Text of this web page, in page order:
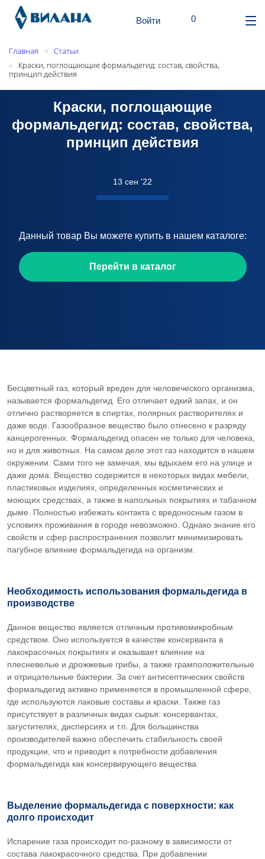
Войти Корзина
0шт.
Главная » Статьи
» Краски, поглощающие формальдегид: состав, свойства,
принцип действия
Краски, поглощающие
формальдегид: состав, свойства,
принцип действия
13 сен '22
Данный товар Вы можете купить в нашем каталоге:
Перейти в каталог
Бесцветный газ, который вреден для человеческого организма,
называется формальдегид. Его отличает едкий запах, и он
отлично растворяется в спиртах, полярных растворителях и
даже воде. Газообразное вещество было отнесено к разряду
канцерогенных. Формальдегид опасен не только для человека,
но и для животных. На самом деле этот газ находится в нашем
окружении. Сами того не замечая, мы вдыхаем его на улице и
даже дома. Вещество содержится в некоторых видах мебели,
пластиковых изделиях, определенных косметических и
моющих средствах, а также в напольных покрытиях и табачном
дыме. Полностью избежать контакта с вредоносным газом в
условиях проживания в городе невозможно. Однако знание его
свойств и сфер распространения позволит минимизировать
пагубное влияние формальдегида на организм.
Необходимость использования формальдегида в
производстве
Данное вещество является отличным противомикробным
средством. Оно используется в качестве консерванта в
лакокрасочных покрытиях и оказывает влияние на
плесневелые и дрожжевые грибы, а также грамположительные
и отрицательные бактерии. За счет антисептических свойств
формальдегид активно применяется в промышленной сфере,
где используются лаковые составы и краски. Также газ
присутствует в различных видах сырья: консервантах,
загустителях, дисперсиях и т.п. Для большинства
производителей важно обеспечить стабильность своей
продукции, что и приводит к потребности добавления
формальдегида как консервирующего вещества.
Выделение формальдегида с поверхности: как
долго происходит
Испарение газа происходит по-разному в зависимости от
состава лакокрасочного средства. При добавлении